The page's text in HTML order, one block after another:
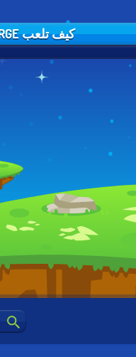
كيف تلعب POWER RANGERS: DINO CHARGE